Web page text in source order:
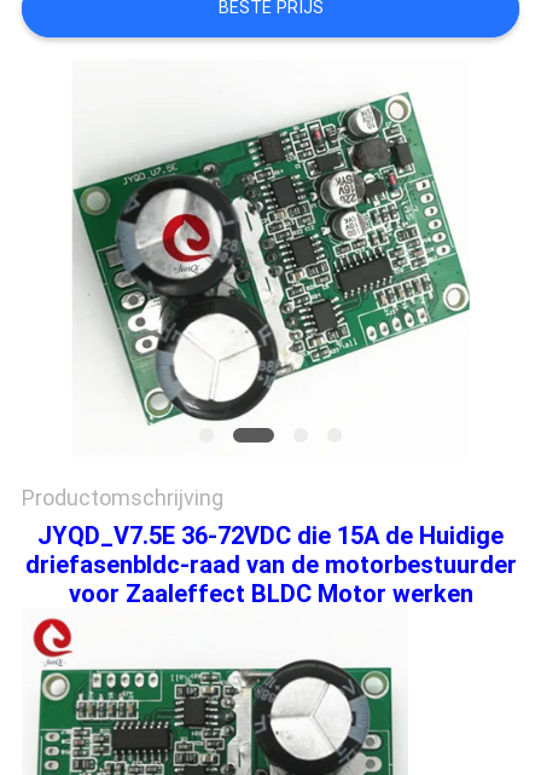
SITEMAP
BESTE PRIJS
Productomschrijving
JYQD_V7.5E 36-72VDC die 15A de Huidige
driefasenbldc-raad van de motorbestuurder
voor Zaaleffect BLDC Motor werken